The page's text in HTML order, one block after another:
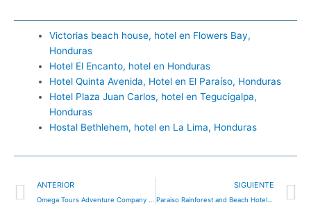
Victorias beach house, hotel en Flowers Bay,
Honduras
Hotel El Encanto, hotel en Honduras
Hotel Quinta Avenida, Hotel en El Paraíso, Honduras
Hotel Plaza Juan Carlos, hotel en Tegucigalpa,
Honduras
Hostal Bethlehem, hotel en La Lima, Honduras
Ant
ANTERIOR SIGUIENTE
Paraiso Rainforest and Beach Hotel, hotel en Omoa, Honduras